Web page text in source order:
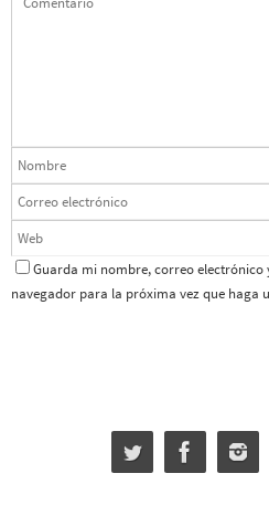
Guarda mi nombre, correo electrónico
navegador para la próxima vez que haga